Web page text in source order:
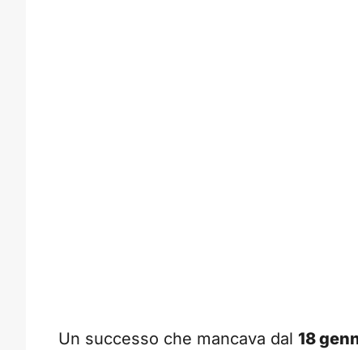
Un successo che mancava dal 18